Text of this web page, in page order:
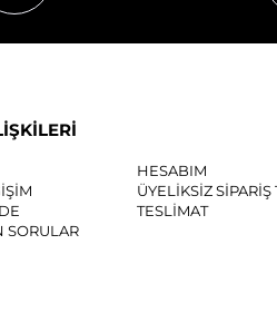
HESABIM
ÜYELİKSİZ SİPARİŞ
TESLİMAT
SORULAR